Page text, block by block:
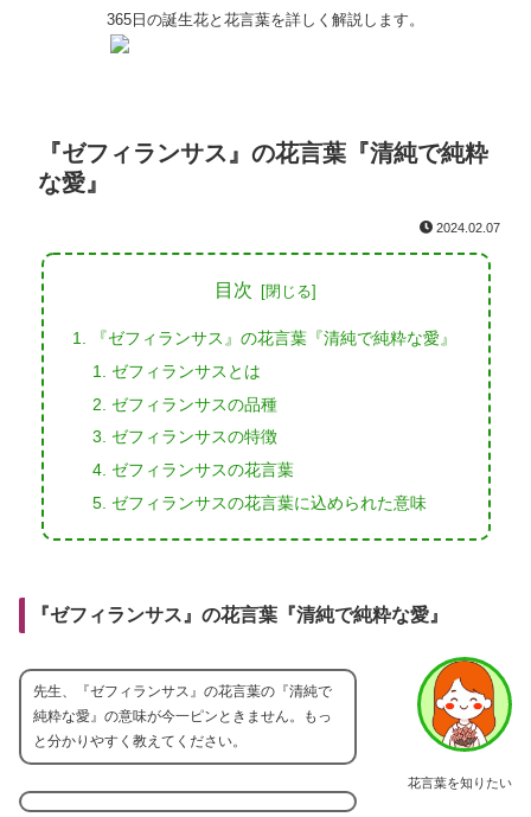
365日の誕生花と花言葉を詳しく解説します。
『ゼフィランサス』の花言葉『清純で純粋
な愛』
2024.02.07
目次
『ゼフィランサス』の花言葉『清純で純粋な愛』
ゼフィランサスとは
ゼフィランサスの品種
ゼフィランサスの特徴
ゼフィランサスの花言葉
ゼフィランサスの花言葉に込められた意味
『ゼフィランサス』の花言葉『清純で純粋な愛』
花言葉を知りたい
先生、『ゼフィランサス』の花言葉の『清純で
純粋な愛』の意味が今一ピンときません。もっ
と分かりやすく教えてください。